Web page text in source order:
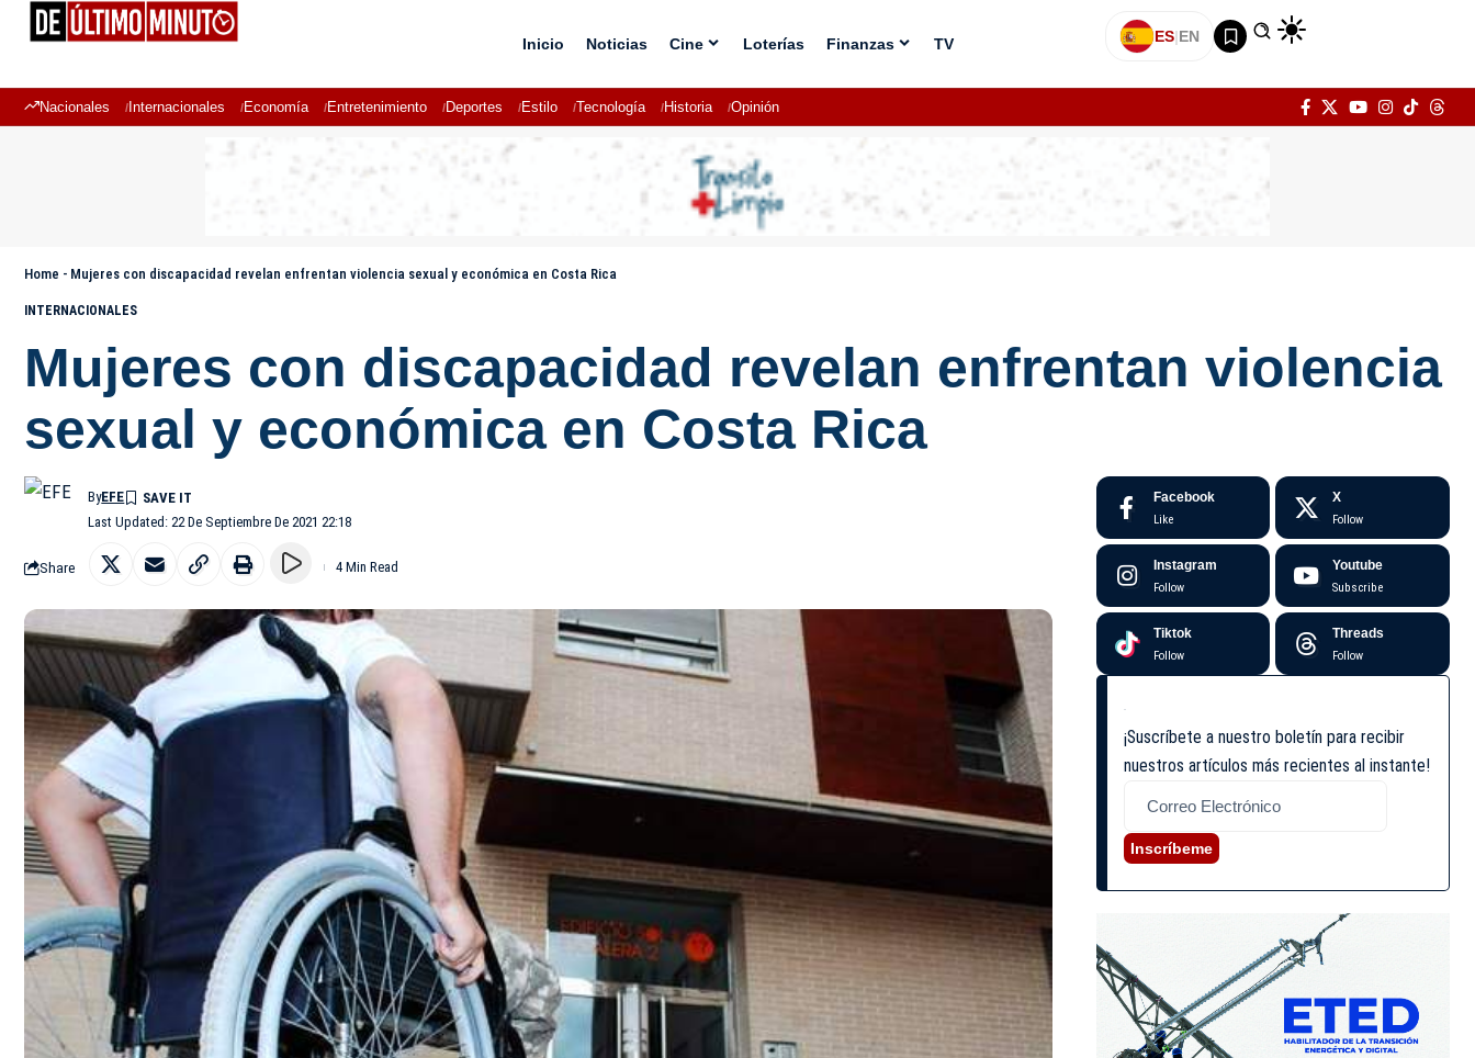
Inicio Noticias Cine Loterías Finanzas TV ES|EN
Nacionales Internacionales Economía Entretenimiento Deportes Estilo Tecnología Historia Opinión
Home - Mujeres con discapacidad revelan enfrentan violencia sexual y económica en Costa Rica
INTERNACIONALES
Mujeres con discapacidad revelan enfrentan violencia
sexual y económica en Costa Rica
Last Updated: 22 De Septiembre De 2021 22:18
ByEFE
Share 4 Min Read
Facebook
Like
X
Follow
Instagram
Follow
Youtube
Subscribe
Tiktok
Follow
Threads
Follow
¡Suscríbete a nuestro boletín para recibir
nuestros artículos más recientes al instante!
Inscríbeme